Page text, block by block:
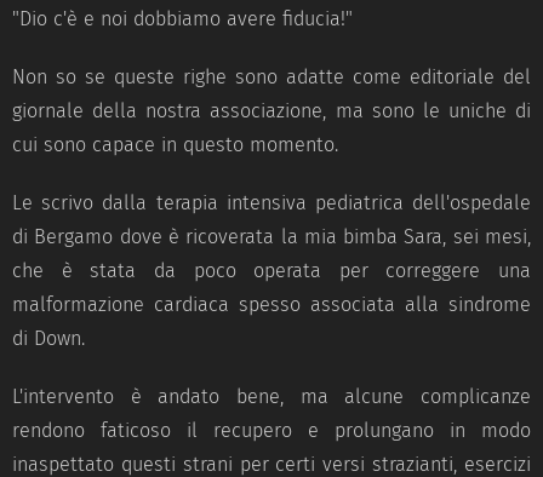
"Dio c'è e noi dobbiamo avere fiducia!"
Non so se queste righe sono adatte come editoriale del
giornale della nostra associazione, ma sono le uniche di
cui sono capace in questo momento.
Le scrivo dalla terapia intensiva pediatrica dell'ospedale
di Bergamo dove è ricoverata la mia bimba Sara, sei mesi,
che è stata da poco operata per correggere una
malformazione cardiaca spesso associata alla sindrome
di Down.
L'intervento è andato bene, ma alcune complicanze
rendono faticoso il recupero e prolungano in modo
inaspettato questi strani per certi versi strazianti, esercizi